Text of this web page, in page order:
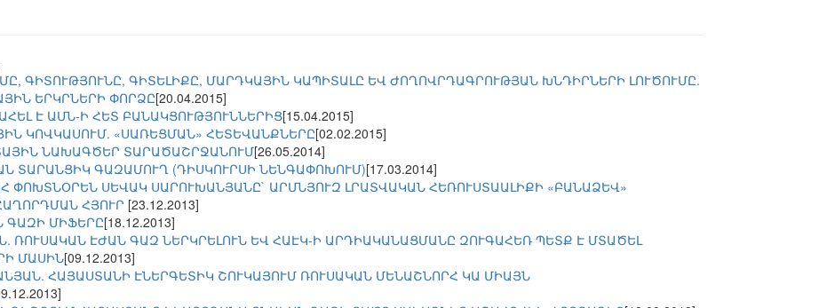
ԳԻՏՈՒԹՅՈՒՆԸ, ԳԻՏԵԼԻՔԸ, ՄԱՐԴԿԱՅԻՆ ԿԱՊԻՏԱԼԸ ԵՎ ԺՈՂՈՎՐԴԱԳՐՈՒԹՅԱՆ ԽՆԴԻՐՆԵՐԻ ԼՈՒԾՈՒՄԸ.
ԵՐԿՐՆԵՐԻ ՓՈՐՁԸ[20.04.2015]
Է ԱՄՆ-Ի ՀԵՏ ԲԱՆԱԿՑՈՒԹՅՈՒՆՆԵՐԻՑ[15.04.2015]
ԿՈՎԿԱՍՈՒՄ. «ՍԱՌԵՑՄԱՆ» ՀԵՏԵՎԱՆՔՆԵՐԸ[02.02.2015]
ՆԱԽԱԳԾԵՐ ՏԱՐԱԾԱՇՐՋԱՆՈՒՄ[26.05.2014]
ՏԱՐԱՆՑԻԿ ԳԱԶԱՄՈՒՂ (ԴԻՍԿՈՒՐՍԻ ՆԵՆԳԱՓՈԽՈՒՄ)[17.03.2014]
ՓՈԽՏՆՕՐԵՆ ՍԵՎԱԿ ՍԱՐՈՒԽԱՆՅԱՆԸ` ԱՐՄՆՅՈՒԶ ԼՐԱՏՎԱԿԱՆ ՀԵՌՈՒՍՏԱԱԼԻՔԻ «ԲԱՆԱՁԵՎ»
ՀՅՈՒՐ [23.12.2013]
ԳԱԶԻ ՄԻՖԵՐԸ[18.12.2013]
ՌՈՒՍԱԿԱՆ ԷԺԱՆ ԳԱԶ ՆԵՐԿՐԵԼՈՒՆ ԵՎ ՀԱԷԿ-Ի ԱՐԴԻԱԿԱՆԱՑՄԱՆԸ ԶՈՒԳԱՀԵՌ ՊԵՏՔ Է ՄՏԱԾԵԼ
ՄԱՍԻՆ[09.12.2013]
ՀԱՅԱՍՏԱՆԻ ԷՆԵՐԳԵՏԻԿ ՇՈՒԿԱՅՈՒՄ ՌՈՒՍԱԿԱՆ ՄԵՆԱՇՆՈՐՀ ԿԱ ՄԻԱՅՆ